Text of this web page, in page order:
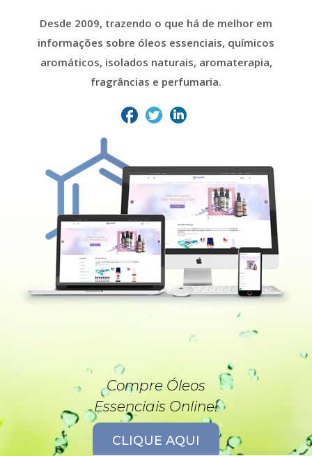
Desde 2009, trazendo o que há de melhor em
informações sobre óleos essenciais, químicos
aromáticos, isolados naturais, aromaterapia,
fragrâncias e perfumaria.
Compre Óleos
Essenciais Online!
CLIQUE AQUI